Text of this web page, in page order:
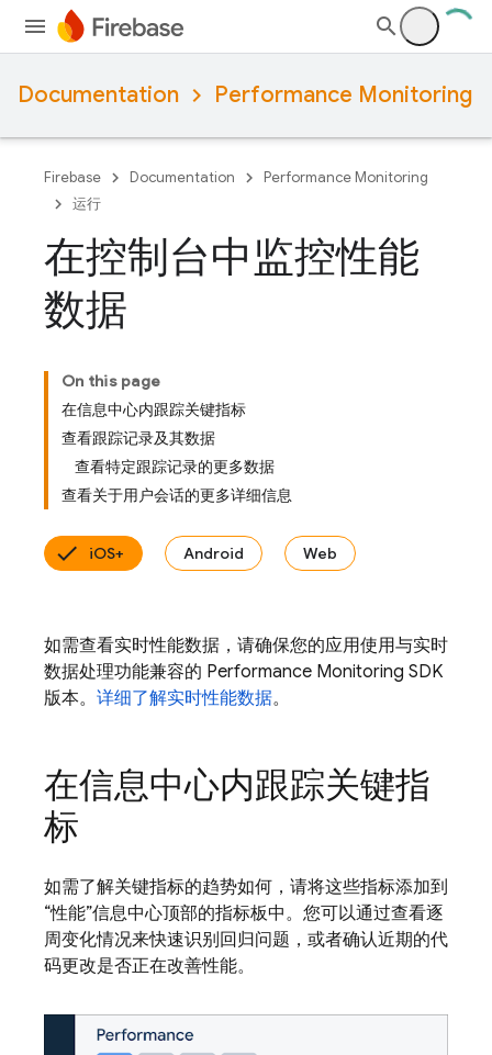
Documentation Performance Monitoring
Firebase Documentation
Performance Monitoring
运行
在控制台中监控性能
数据
On this page
在信息中心内跟踪关键指标
查看跟踪记录及其数据
查看特定跟踪记录的更多数据
查看关于用户会话的更多详细信息
iOS+ Android Web
如需查看实时性能数据，请确保您的应用使用与实时
数据处理功能兼容的 Performance Monitoring SDK
版本。 详细了解实时性能数据。
在信息中心内跟踪关键指
标
如需了解关键指标的趋势如何，请将这些指标添加到
“性能”信息中心顶部的指标板中。您可以通过查看逐
周变化情况来快速识别回归问题，或者确认近期的代
码更改是否正在改善性能。